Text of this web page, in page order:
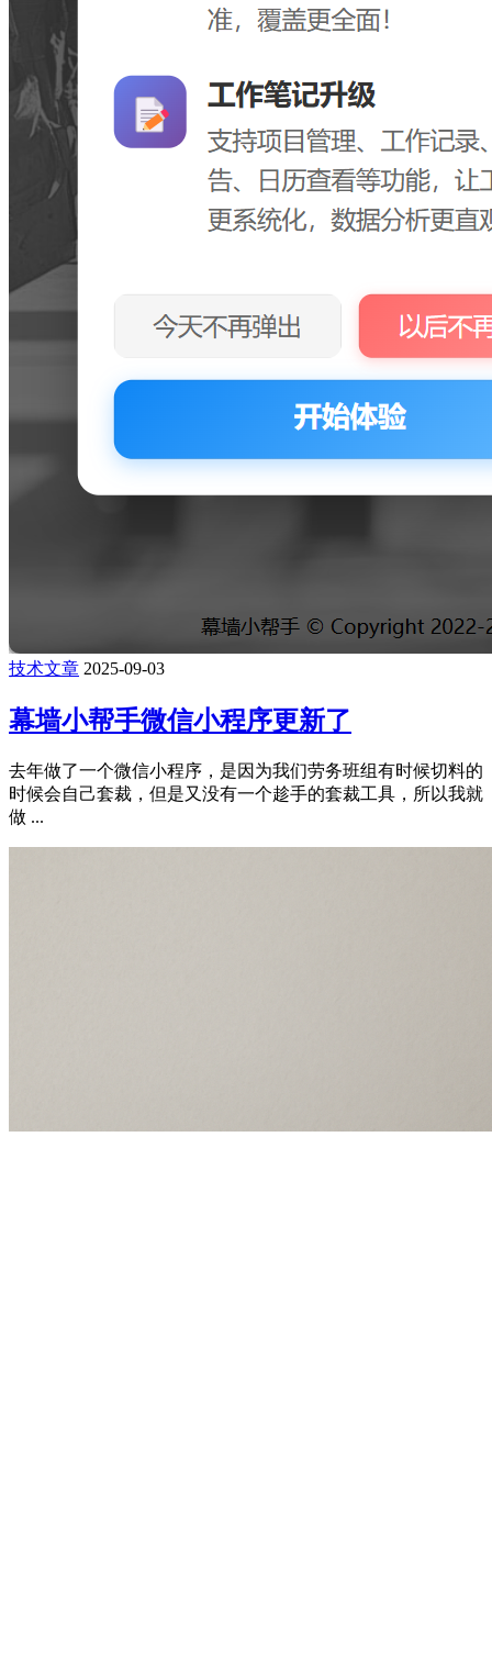
技术文章 2025-09-03
幕墙小帮手微信小程序更新了
去年做了一个微信小程序，是因为我们劳务班组有时候切料的
时候会自己套裁，但是又没有一个趁手的套裁工具，所以我就
做 ...